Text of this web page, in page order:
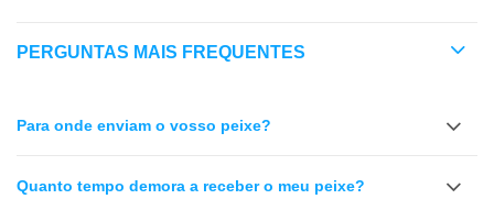
PERGUNTAS MAIS FREQUENTES
Para onde enviam o vosso peixe?
Quanto tempo demora a receber o meu peixe?